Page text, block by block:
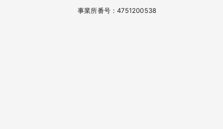
事業所番号：4751200538